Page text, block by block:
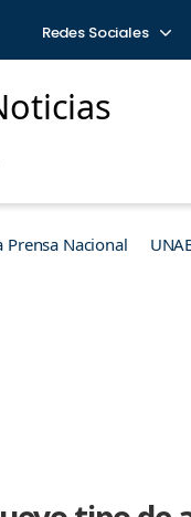
Redes Sociales
Prensa Nacional